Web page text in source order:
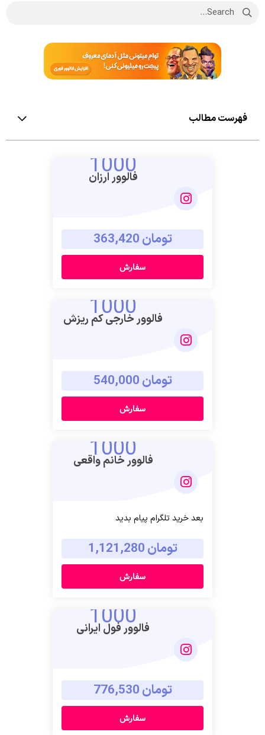
فهرست مطالب
1000
فالوور ارزان
تومان 363,420
سفارش
1000
فالوور خارجی کم ریزش
تومان 540,000
سفارش
1000
فالوور خانم واقعی
بعد خرید تلگرام پیام بدید
تومان 1,121,280
سفارش
1000
فالوور فول ایرانی
تومان 776,530
سفارش